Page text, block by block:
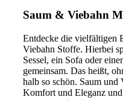
Saum & Viebahn
Entdecke die vielfältigen
Viebahn Stoffe. Hierbei
Sessel, ein Sofa oder
gemeinsam. Das heißt,
halb so schön. Saum
Komfort und Eleganz